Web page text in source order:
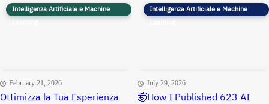
Intelligenza Artificiale e Machine
Learning
February 21, 2026
Ottimizza la Tua Esperienza
Intelligenza Artificiale e Machine
Learning
July 29, 2026
🤯How I Published 623 AI